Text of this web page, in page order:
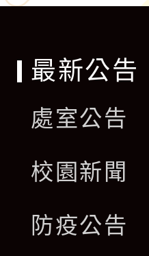
最新公告
處室公告
校園新聞
防疫公告